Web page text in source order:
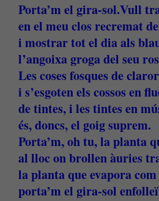
Porta’m el gira-sol.Vull
en el meu clos recremat
i mostrar tot el dia als
l’angoixa groga del seu
Les coses fosques de
i s’esgoten els cossos en
de tintes, i les tintes en
és, doncs, el goig suprem.
Porta’m, oh tu, la planta
al lloc on brollen àuries
la planta que evapora
porta’m el gira-sol